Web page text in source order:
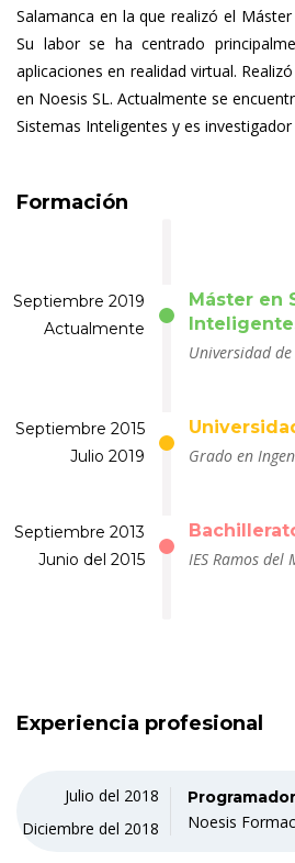
Salamanca en la que realizó el
Su labor se ha centrado
aplicaciones en realidad virtual.
en Noesis SL. Actualmente se
Sistemas Inteligentes y es investigador
Formación
Septiembre 2019
Actualmente
Máster en
Universidad
Septiembre 2015
Julio 2019
Grado en
Septiembre 2013
Junio del 2015
IES Ramos del
Experiencia profesional
Julio del 2018
Diciembre del 2018
Programador
Noesis